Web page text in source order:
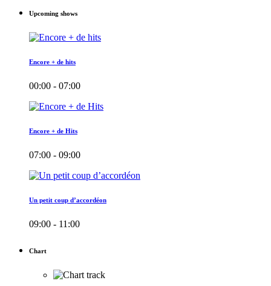
Upcoming shows
Encore + de hits
00:00 - 07:00
Encore + de Hits
07:00 - 09:00
Un petit coup d’accordéon
09:00 - 11:00
Chart